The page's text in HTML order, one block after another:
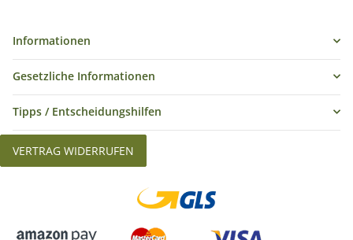
Informationen
Gesetzliche Informationen
Tipps / Entscheidungshilfen
VERTRAG WIDERRUFEN